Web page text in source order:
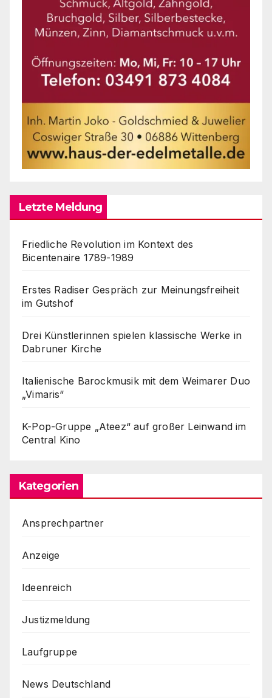
Letzte Meldung
Friedliche Revolution im Kontext des
Bicentenaire 1789-1989
Erstes Radiser Gespräch zur Meinungsfreiheit
im Gutshof
Drei Künstlerinnen spielen klassische Werke in
Dabruner Kirche
Italienische Barockmusik mit dem Weimarer Duo
„Vimaris“
K-Pop-Gruppe „Ateez“ auf großer Leinwand im
Central Kino
Kategorien
Ansprechpartner
Anzeige
Ideenreich
Justizmeldung
Laufgruppe
News Deutschland